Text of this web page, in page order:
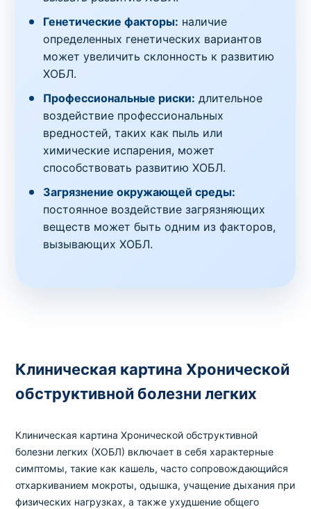
Генетические факторы: наличие
определенных генетических вариантов
может увеличить склонность к развитию
ХОБЛ.
Профессиональные риски: длительное
воздействие профессиональных
вредностей, таких как пыль или
химические испарения, может
способствовать развитию ХОБЛ.
Загрязнение окружающей среды:
постоянное воздействие загрязняющих
веществ может быть одним из факторов,
вызывающих ХОБЛ.
Клиническая картина Хронической
обструктивной болезни легких
Клиническая картина Хронической обструктивной
болезни легких (ХОБЛ) включает в себя характерные
симптомы, такие как кашель, часто сопровождающийся
отхаркиванием мокроты, одышка, учащение дыхания при
физических нагрузках, а также ухудшение общего